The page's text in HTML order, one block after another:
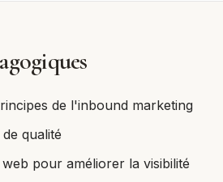
de l'inbound marketing
qualité
pour améliorer la visibilité